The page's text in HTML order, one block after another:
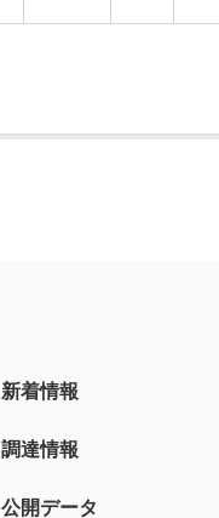
新着情報
調達情報
公開データ